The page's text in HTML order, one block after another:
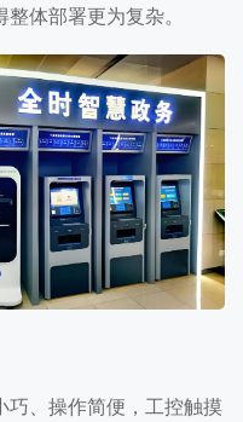
体部署更为复杂。
巧、操作简便，工控触摸